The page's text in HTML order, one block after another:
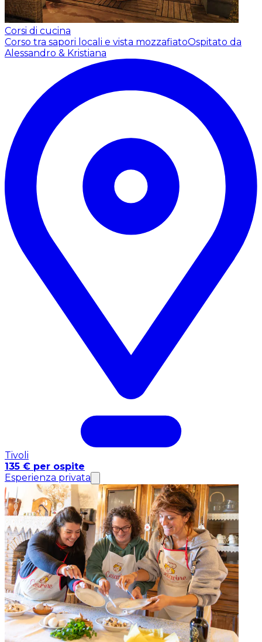
Corsi di cucina
Corso tra sapori locali e vista mozzafiatoOspitato da
Alessandro & Kristiana
Tivoli
135 € per ospite
Esperienza privata